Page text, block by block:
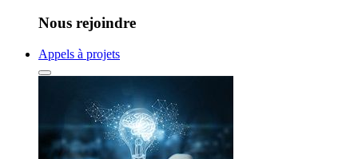
Nous rejoindre
Appels à projets